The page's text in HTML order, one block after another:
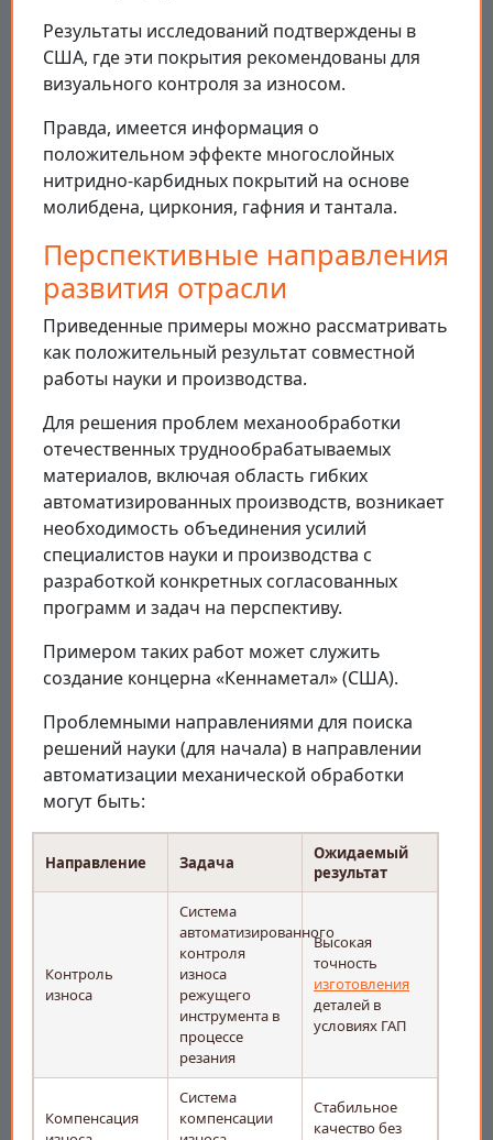
Результаты исследований подтверждены в
США, где эти покрытия рекомендованы для
визуального контроля за износом.
Правда, имеется информация о
положительном эффекте многослойных
нитридно-карбидных покрытий на основе
молибдена, циркония, гафния и тантала.
Перспективные направления
развития отрасли
Приведенные примеры можно рассматривать
как положительный результат совместной
работы науки и производства.
Для решения проблем механообработки
отечественных труднообрабатываемых
материалов, включая область гибких
автоматизированных производств, возникает
необходимость объединения усилий
специалистов науки и производства с
разработкой конкретных согласованных
программ и задач на перспективу.
Примером таких работ может служить
создание концерна «Кеннаметал» (США).
Проблемными направлениями для поиска
решений науки (для начала) в направлении
автоматизации механической обработки
могут быть:
Направление Задача
Ожидаемый
результат
Контроль
износа
Система
автоматизированного
контроля
износа
режущего
инструмента в
процессе
резания
Высокая
точность
изготовления
деталей в
условиях ГАП
Компенсация
Система
компенсации
Стабильное
качество без